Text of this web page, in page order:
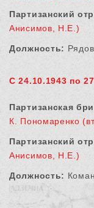
Партизанский
Анисимов, Н.Е.)
Должность:
С 24.10.1943 по
Партизанская
К. Пономаренко
Партизанский
Анисимов, Н.Е.)
Должность: